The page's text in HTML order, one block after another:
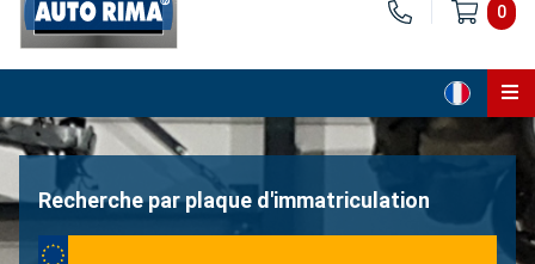
0
Page d'accueil
À propos de nous
Recherche par plaque d'immatriculation